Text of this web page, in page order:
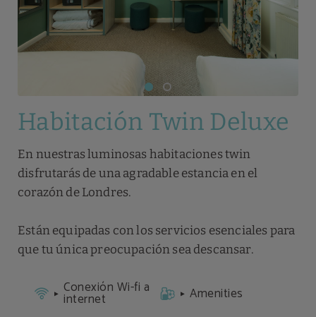
Habitación Twin Deluxe
En nuestras luminosas habitaciones twin
disfrutarás de una agradable estancia en el
corazón de Londres.
Están equipadas con los servicios esenciales para
que tu única preocupación sea descansar.
Conexión Wi-fi a
internet
Amenities